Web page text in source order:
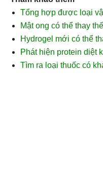
Tổng hợp được loại
Mật ong có thể thay
Hydrogel mới có thể
Phát hiện protein diệt
Tìm ra loại thuốc có